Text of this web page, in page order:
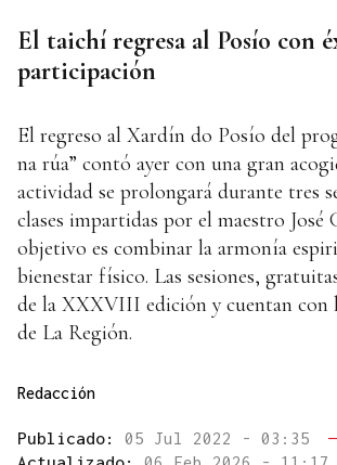
El taichí regresa al Posío con
participación
El regreso al Xardín do Posío del
na rúa” contó ayer con una gran
actividad se prolongará durante tres
clases impartidas por el maestro José
objetivo es combinar la armonía
bienestar físico. Las sesiones,
de la XXXVIII edición y cuentan con
de La Región.
Redacción
Publicado: 05 Jul 2022 - 03:35
—